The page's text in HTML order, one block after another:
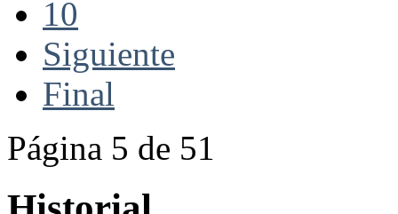
10
Siguiente
Final
Página 5 de 51